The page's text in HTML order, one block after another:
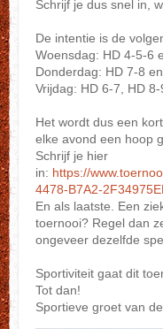
Schrijf je dus snel in,
De intentie is de
Woensdag: HD 4-5-6
Donderdag: HD 7-8
Vrijdag: HD 6-7, HD
Het wordt dus een
elke avond een hoop
Schrijf je hier
in: https://
4478-B7A2-
En als laatste. Een
toernooi? Regel dan
ongeveer dezelfde
Sportiviteit gaat dit
Tot dan!
Sportieve groet van